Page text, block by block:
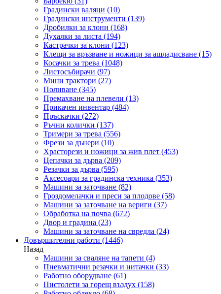
Градински валяци (10)
Градински инструменти (139)
Дробилки за клони (168)
Духалки за листа (194)
Кастрачки за клони (123)
Клещи за връзване и ножици за ашладисване (15)
Косачки за трева (1048)
Листосъбирачи (97)
Мини трактори (27)
Поливане (345)
Премахване на плевели (13)
Прикачен инвентар (484)
Пръскачки (272)
Ръчни колички (137)
Тримери за трева (556)
Фрези за дънери (10)
Храсторези и ножици за жив плет (453)
Цепачки за дърва (209)
Резачки за дърва (595)
Аксесоари за градинска техника (353)
Машини за заточване (82)
Гроздомелачки и преси за плодове (58)
Машини за заточване на вериги (37)
Обработка на почва (672)
Двор и градина (23)
Машини за заточване на свредла (24)
Довършителни работи (1446)
Назад
Машини за сваляне на тапети (4)
Пневматични резачки и нитачки (33)
Работно оборудване (61)
Пистолети за горещ въздух (158)